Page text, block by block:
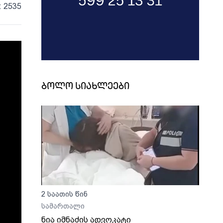
2535
ბოლო სიახლეები
2 საათის წინ
სამართალი
ნია იმნაძის ადვოკატი